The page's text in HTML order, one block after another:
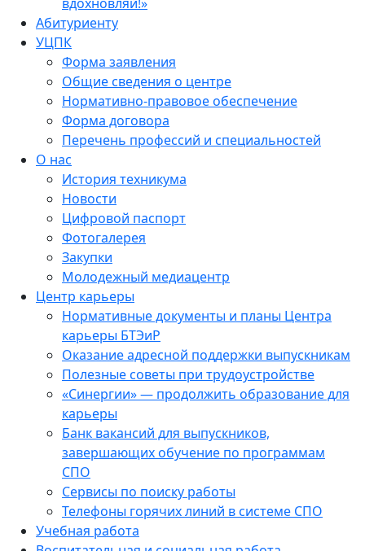
Абитуриенту
УЦПК
Форма заявления
Общие сведения о центре
Нормативно-правовое обеспечение
Форма договора
Перечень профессий и специальностей
О нас
История техникума
Новости
Цифровой паспорт
Фотогалерея
Закупки
Молодежный медиацентр
Центр карьеры
Нормативные документы и планы Центра
карьеры БТЭиР
Оказание адресной поддержки выпускникам
Полезные советы при трудоустройстве
«Синергии» — продолжить образование для
карьеры
Банк вакансий для выпускников,
завершающих обучение по программам
СПО
Сервисы по поиску работы
Телефоны горячих линий в системе СПО
Учебная работа